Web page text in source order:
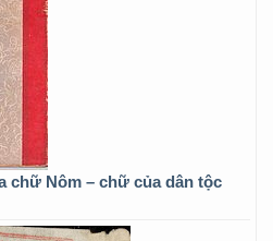
chữ Nôm – chữ của dân tộc